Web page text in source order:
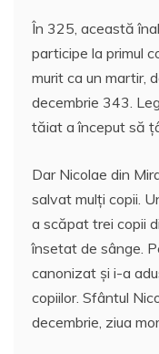
În 325, această
participe la primul
murit ca un martir,
decembrie 343.
tăiat a început să
Dar Nicolae din
salvat mulţi copii.
a scăpat trei copii
însetat de sânge.
canonizat şi i-a
copiilor. Sfântul
decembrie, ziua